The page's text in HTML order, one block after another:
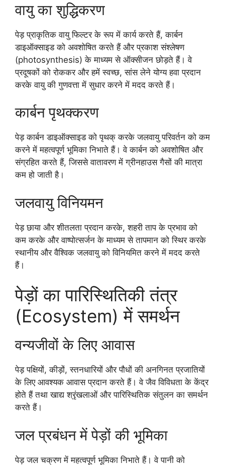
वायु का शुद्धिकरण
पेड़ प्राकृतिक वायु फिल्टर के रूप में कार्य करते हैं, कार्बन
डाइऑक्साइड को अवशोषित करते हैं और प्रकाश संश्लेषण
(photosynthesis) के माध्यम से ऑक्सीजन छोड़ते हैं। वे
प्रदूषकों को रोककर और हमें स्वच्छ, सांस लेने योग्य हवा प्रदान
करके वायु की गुणवत्ता में सुधार करने में मदद करते हैं।
कार्बन पृथक्करण
पेड़ कार्बन डाइऑक्साइड को पृथक् करके जलवायु परिवर्तन को कम
करने में महत्वपूर्ण भूमिका निभाते हैं। वे कार्बन को अवशोषित और
संग्रहित करते हैं, जिससे वातावरण में ग्रीनहाउस गैसों की मात्रा
कम हो जाती है।
जलवायु विनियमन
पेड़ छाया और शीतलता प्रदान करके, शहरी ताप के प्रभाव को
कम करके और वाष्पोत्सर्जन के माध्यम से तापमान को स्थिर करके
स्थानीय और वैश्विक जलवायु को विनियमित करने में मदद करते
हैं।
पेड़ों का पारिस्थितिकी तंत्र
(Ecosystem) में समर्थन
वन्यजीवों के लिए आवास
पेड़ पक्षियों, कीड़ों, स्तनधारियों और पौधों की अनगिनत प्रजातियों
के लिए आवश्यक आवास प्रदान करते हैं। वे जैव विविधता के केंद्र
होते हैं तथा खाद्य श्रृंखलाओं और पारिस्थितिक संतुलन का समर्थन
करते हैं।
जल प्रबंधन में पेड़ों की भूमिका
पेड़ जल चक्रण में महत्वपूर्ण भूमिका निभाते हैं। वे पानी को